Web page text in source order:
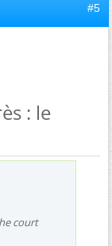
#5
: le
court